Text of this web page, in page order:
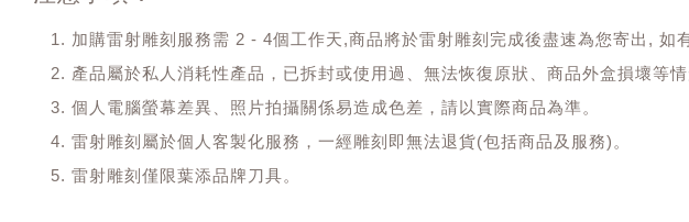
加購雷射雕刻服務需 2 - 4個工作天,商品將於雷射雕刻完成後盡速為您寄出, 如
產品屬於私人消耗性產品，已拆封或使用過、無法恢復原狀、商品外盒損壞等
個人電腦螢幕差異、照片拍攝關係易造成色差，請以實際商品為準。
雷射雕刻屬於個人客製化服務，一經雕刻即無法退貨(包括商品及服務)。
雷射雕刻僅限葉添品牌刀具。